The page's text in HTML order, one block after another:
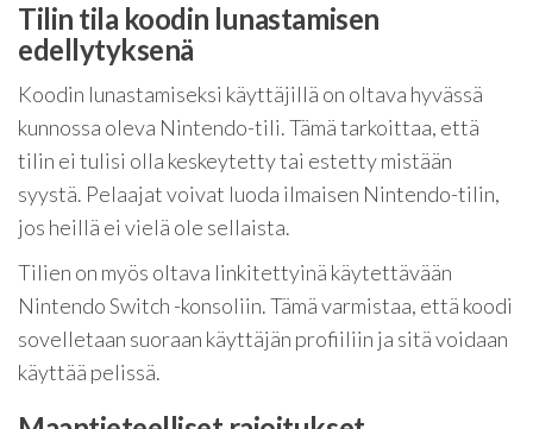
Tilin tila koodin lunastamisen
edellytyksenä
Koodin lunastamiseksi käyttäjillä on oltava hyvässä
kunnossa oleva Nintendo-tili. Tämä tarkoittaa, että
tilin ei tulisi olla keskeytetty tai estetty mistään
syystä. Pelaajat voivat luoda ilmaisen Nintendo-tilin,
jos heillä ei vielä ole sellaista.
Tilien on myös oltava linkitettyinä käytettävään
Nintendo Switch -konsoliin. Tämä varmistaa, että koodi
sovelletaan suoraan käyttäjän profiiliin ja sitä voidaan
käyttää pelissä.